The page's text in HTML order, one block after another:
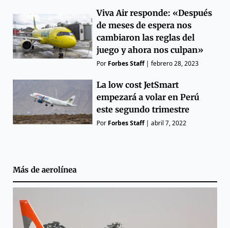
Viva Air responde: «Después
de meses de espera nos
cambiaron las reglas del
juego y ahora nos culpan»
Por Forbes Staff|febrero 28, 2023
La low cost JetSmart
empezará a volar en Perú
este segundo trimestre
Por Forbes Staff|abril 7, 2022
Más de aerolínea